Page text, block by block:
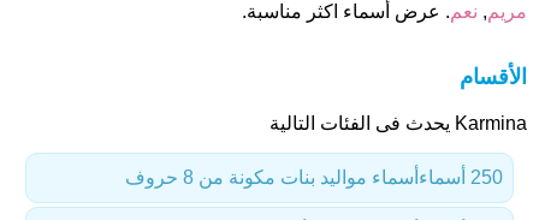
مريم, نعم. عرض أسماء اكثر مناسبة.
الأقسام
Karmina يحدث فى الفئات التالية
أسماء مواليد بنات مكونة من 8 حروف 250 أسماء